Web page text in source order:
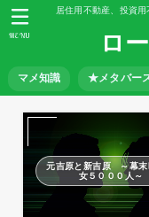
居住用不動産、投資
ロ
マメ知識 ★メタバー
MENU
元吉原と新吉原 ～幕末
女５０００人～